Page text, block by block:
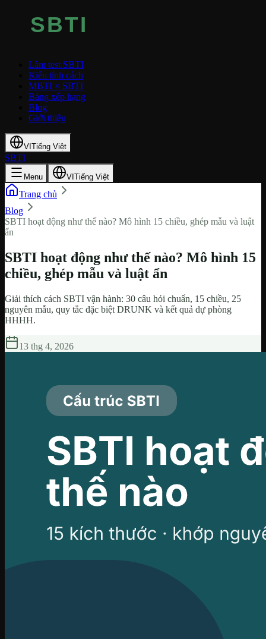
Làm test SBTI
Kiểu tính cách
MBTI × SBTI
Bảng xếp hạng
Blog
Giới thiệu
VI Tiếng Việt
SBTI
Menu VI Tiếng Việt
Trang chủ
Blog
SBTI hoạt động như thế nào? Mô hình 15 chiều, ghép mẫu và luật
ẩn
SBTI hoạt động như thế nào? Mô hình 15
chiều, ghép mẫu và luật ẩn
Giải thích cách SBTI vận hành: 30 câu hỏi chuẩn, 15 chiều, 25
nguyên mẫu, quy tắc đặc biệt DRUNK và kết quả dự phòng
HHHH.
13 thg 4, 2026